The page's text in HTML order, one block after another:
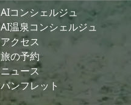
AIコンシェルジュ
AI温泉コンシェルジュ
アクセス
旅の予約
ニュース
パンフレット